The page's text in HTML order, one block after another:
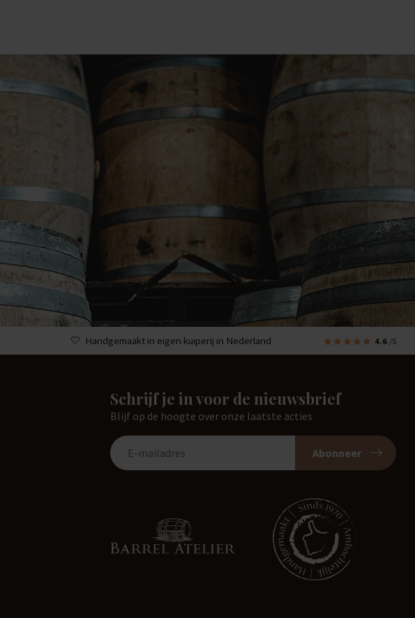
Handgemaakt in eigen kuiperij in Nederland 4.6 /5
Schrijf je in voor de nieuwsbrief
Blijf op de hoogte over onze laatste acties
Abonneer